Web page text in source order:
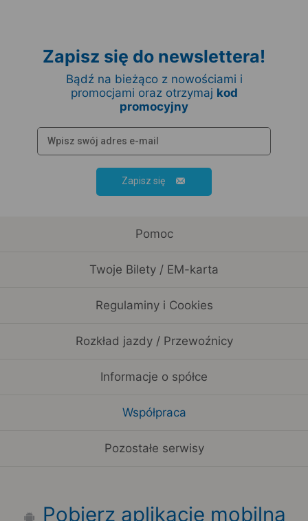
Zapisz się do newslettera!
Bądź na bieżąco z nowościami i
promocjami oraz otrzymaj kod
promocyjny
Zapisz się
Pomoc
Twoje Bilety / EM-karta
Regulaminy i Cookies
Rozkład jazdy / Przewoźnicy
Informacje o spółce
Współpraca
Pozostałe serwisy
Pobierz aplikację mobilną